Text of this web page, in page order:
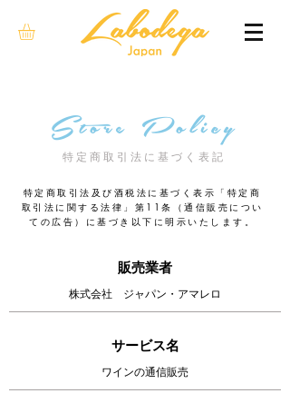
Store Policy
​特定商取引法に基づく表記
特定商取引法及び酒税法に基づく表示「特定商
取引法に関する法律」第11条（通信販売につい
ての広告）に基づき以下に明示いたします。
販売業者
株式会社 ジャパン・アマレロ
サービス名
ワインの通信販売